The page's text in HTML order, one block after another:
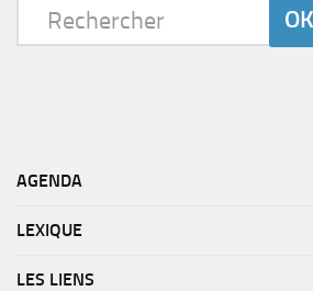
AGENDA
LEXIQUE
LES LIENS